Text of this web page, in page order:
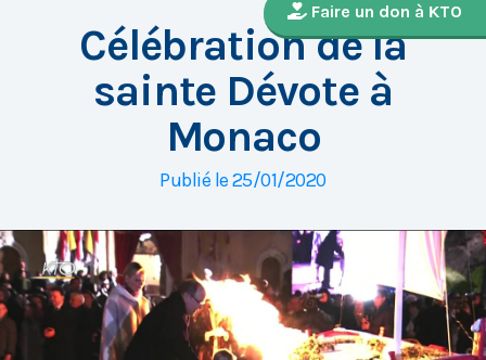
Faire un don à KTO
Célébration de la
sainte Dévote à
Monaco
Publié le 25/01/2020